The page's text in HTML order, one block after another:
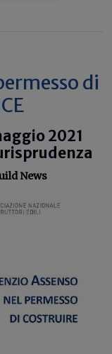
di
2021
News